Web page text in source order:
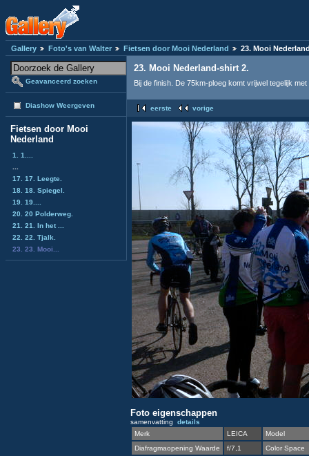
Gallery Foto's van Walter Fietsen door Mooi Nederland 23. Mooi
Geavanceerd zoeken
Diashow Weergeven
Fietsen door Mooi
Nederland
1. 1....
17. 17. Leegte.
18. 18. Spiegel.
19. 19....
20. 20 Polderweg.
21. 21. In het ...
22. 22. Tjalk.
23. 23. Mooi...
23. Mooi Nederland-shirt 2.
Bij de finish. De 75km-ploeg komt vrijwel tegelijk met
eerste vorige
Foto eigenschappen
samenvatting details
Merk
LEICA
Model
Diafragmaopening Waarde
f/7,1
Color Space